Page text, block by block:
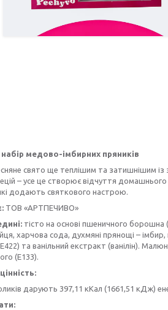
медово-імбирних пряників
свято ще теплішим та затишнішим
– усе це створює відчуття
які додають святкового настрою.
ТОВ «АРТПЕЧИВО»
тісто на основі пшеничного
харчова сода, духмяні прянощі –
та ванільний екстракт (ванілін).
(E133).
дарують 397,11 кКал (1661,51 кДж)